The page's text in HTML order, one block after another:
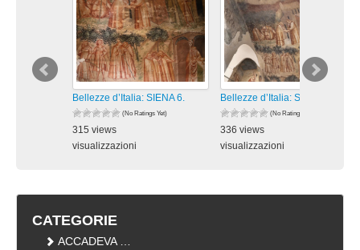
Bellezze d’Italia: SIENA 6.
(No Ratings Yet)
315 views
visualizzazioni
Bellezze d’Italia: SIENA 5.
(No Ratings Yet)
336 views
visualizzazioni
CATEGORIE
ACCADEVA …